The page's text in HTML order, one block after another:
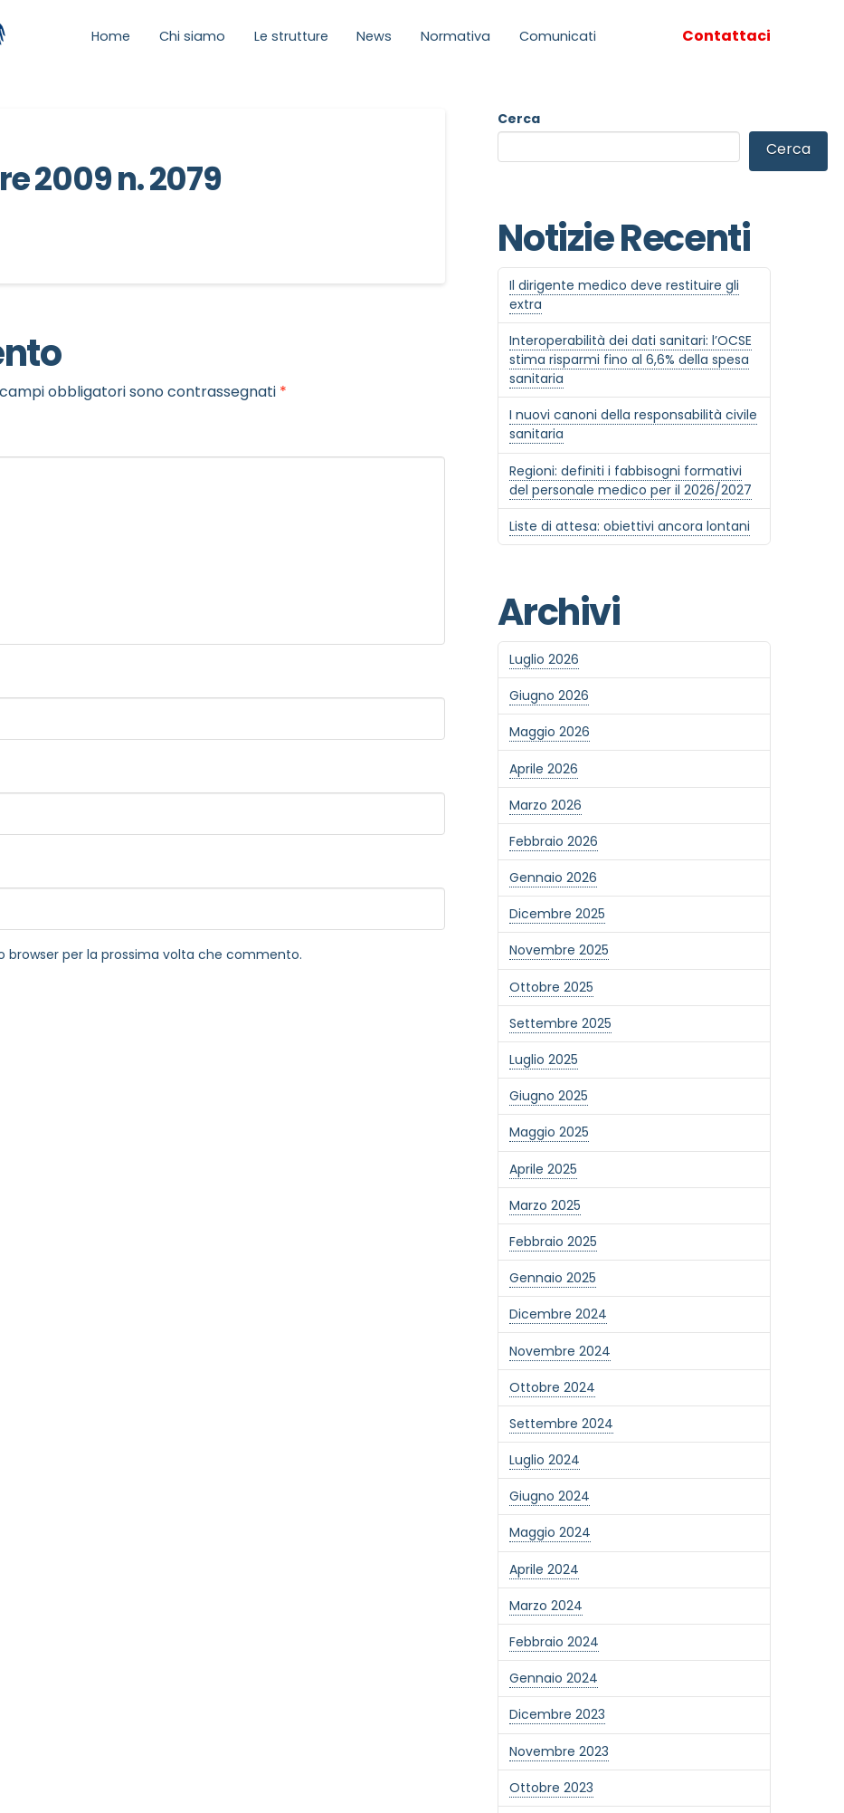
Home Chi siamo Le strutture News Normativa Comunicati Contattaci
2009 n. 2079
obbligatori sono contrassegnati *
browser per la prossima volta che commento.
Cerca
Cerca
Notizie Recenti
Il dirigente medico deve restituire gli
extra
Interoperabilità dei dati sanitari: l’OCSE
stima risparmi fino al 6,6% della spesa
sanitaria
I nuovi canoni della responsabilità civile
sanitaria
Regioni: definiti i fabbisogni formativi
del personale medico per il 2026/2027
Liste di attesa: obiettivi ancora lontani
Archivi
Luglio 2026
Giugno 2026
Maggio 2026
Aprile 2026
Marzo 2026
Febbraio 2026
Gennaio 2026
Dicembre 2025
Novembre 2025
Ottobre 2025
Settembre 2025
Luglio 2025
Giugno 2025
Maggio 2025
Aprile 2025
Marzo 2025
Febbraio 2025
Gennaio 2025
Dicembre 2024
Novembre 2024
Ottobre 2024
Settembre 2024
Luglio 2024
Giugno 2024
Maggio 2024
Aprile 2024
Marzo 2024
Febbraio 2024
Gennaio 2024
Dicembre 2023
Novembre 2023
Ottobre 2023